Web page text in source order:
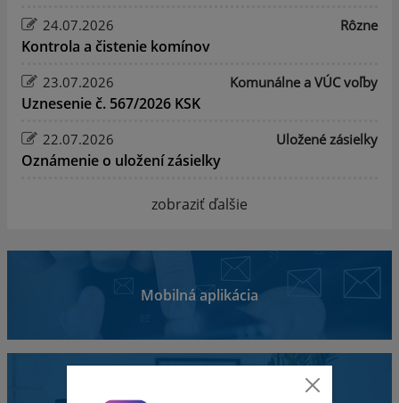
24.07.2026 Rôzne
Kontrola a čistenie komínov
23.07.2026 Komunálne a VÚC voľby
Uznesenie č. 567/2026 KSK
22.07.2026 Uložené zásielky
Oznámenie o uložení zásielky
zobraziť ďalšie
Mobilná aplikácia